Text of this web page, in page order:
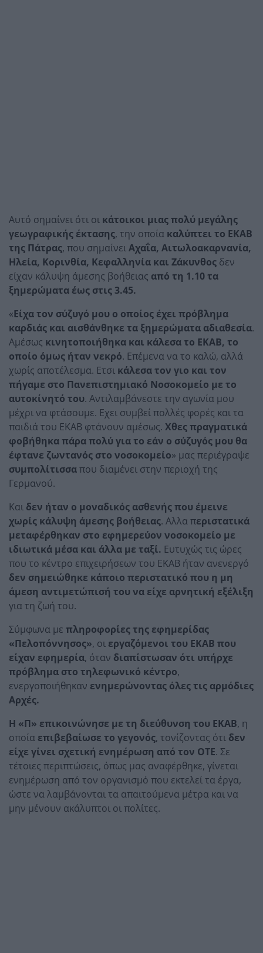
Αυτό σημαίνει ότι οι κάτοικοι μιας πολύ μεγάλης
γεωγραφικής έκτασης, την οποία καλύπτει το ΕΚΑΒ
της Πάτρας, που σημαίνειΑχαΐα, Αιτωλοακαρνανία,
Ηλεία, Κορινθία, Κεφαλληνία και Ζάκυνθος δεν
είχαν κάλυψη άμεσης βοήθειας από τη 1.10 τα
ξημερώματα έως στις 3.45.
«Είχα τον σύζυγό μου ο οποίος έχει πρόβλημα
καρδιάς και αισθάνθηκε τα ξημερώματα αδιαθεσία.
Αμέσως κινητοποιήθηκα και κάλεσα το ΕΚΑΒ, το
οποίο όμως ήταν νεκρό. Επέμενα να το καλώ, αλλά
χωρίς αποτέλεσμα. Ετσι κάλεσα τον γιο και τον
πήγαμε στο Πανεπιστημιακό Νοσοκομείο με το
αυτοκίνητό του. Αντιλαμβάνεστε την αγωνία μου
μέχρι να φτάσουμε. Εχει συμβεί πολλές φορές και τα
παιδιά του ΕΚΑΒ φτάνουν αμέσως. Χθες πραγματικά
φοβήθηκα πάρα πολύ για το εάν ο σύζυγός μου θα
έφτανε ζωντανός στο νοσοκομείο» μας περιέγραψε
συμπολίτισσαπου διαμένει στην περιοχή της
Γερμανού.
Και δεν ήταν ο μοναδικός ασθενής που έμεινε
χωρίς κάλυψη άμεσης βοήθειας. Αλλα περιστατικά
μεταφέρθηκαν στο εφημερεύον νοσοκομείο με
ιδιωτικά μέσα και άλλα με ταξί. Ευτυχώς τις ώρες
που το κέντρο επιχειρήσεων του ΕΚΑΒ ήταν ανενεργό
δεν σημειώθηκε κάποιο περιστατικό που η μη
άμεση αντιμετώπισή του να είχε αρνητική εξέλιξη
για τη ζωή του.
Σύμφωνα με πληροφορίες της εφημερίδας
«Πελοπόννησος», οι εργαζόμενοι του ΕΚΑΒ που
είχαν εφημερία, όταν διαπίστωσαν ότι υπήρχε
πρόβλημα στο τηλεφωνικό κέντρο,
ενεργοποιήθηκαν ενημερώνοντας όλες τις αρμόδιες
Αρχές.
Η «Π» επικοινώνησε με τη διεύθυνση του ΕΚΑΒ, η
οποία επιβεβαίωσε το γεγονός, τονίζοντας ότι δεν
είχε γίνει σχετική ενημέρωση από τον ΟΤΕ. Σε
τέτοιες περιπτώσεις, όπως μας αναφέρθηκε, γίνεται
ενημέρωση από τον οργανισμό που εκτελεί τα έργα,
ώστε να λαμβάνονται τα απαιτούμενα μέτρα και να
μην μένουν ακάλυπτοι οι πολίτες.